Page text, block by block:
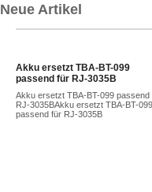
Neue Artikel
Akku ersetzt TBA-BT-099
passend für RJ-3035B
Akku ersetzt TBA-BT-099 passend
RJ-3035BAkku ersetzt TBA-BT-099
passend für RJ-3035B